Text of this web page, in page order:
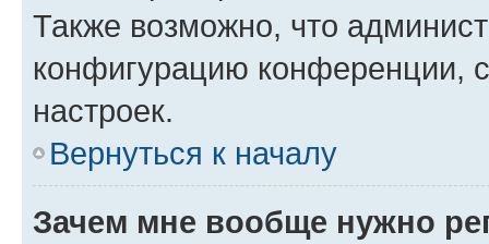
Также возможно, что
конфигурацию конференции,
настроек.
Вернуться к началу
Зачем мне вообще нужно